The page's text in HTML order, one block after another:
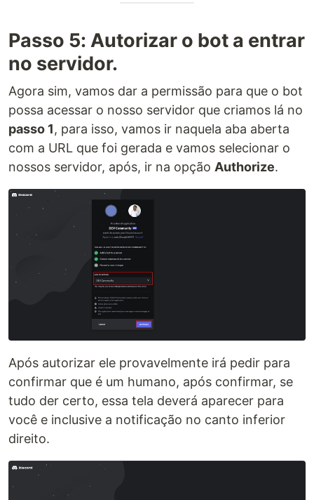
Passo 5: Autorizar o bot a entrar
no servidor.
Agora sim, vamos dar a permissão para que o bot
possa acessar o nosso servidor que criamos lá no
passo 1, para isso, vamos ir naquela aba aberta
com a URL que foi gerada e vamos selecionar o
nossos servidor, após, ir na opção Authorize.
Após autorizar ele provavelmente irá pedir para
confirmar que é um humano, após confirmar, se
tudo der certo, essa tela deverá aparecer para
você e inclusive a notificação no canto inferior
direito.